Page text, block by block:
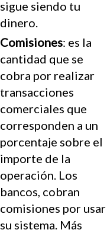
sigue siendo tu
dinero.
Comisiones: es la
cantidad que se
cobra por realizar
transacciones
comerciales que
corresponden a un
porcentaje sobre el
importe de la
operación. Los
bancos, cobran
comisiones por usar
su sistema. Más